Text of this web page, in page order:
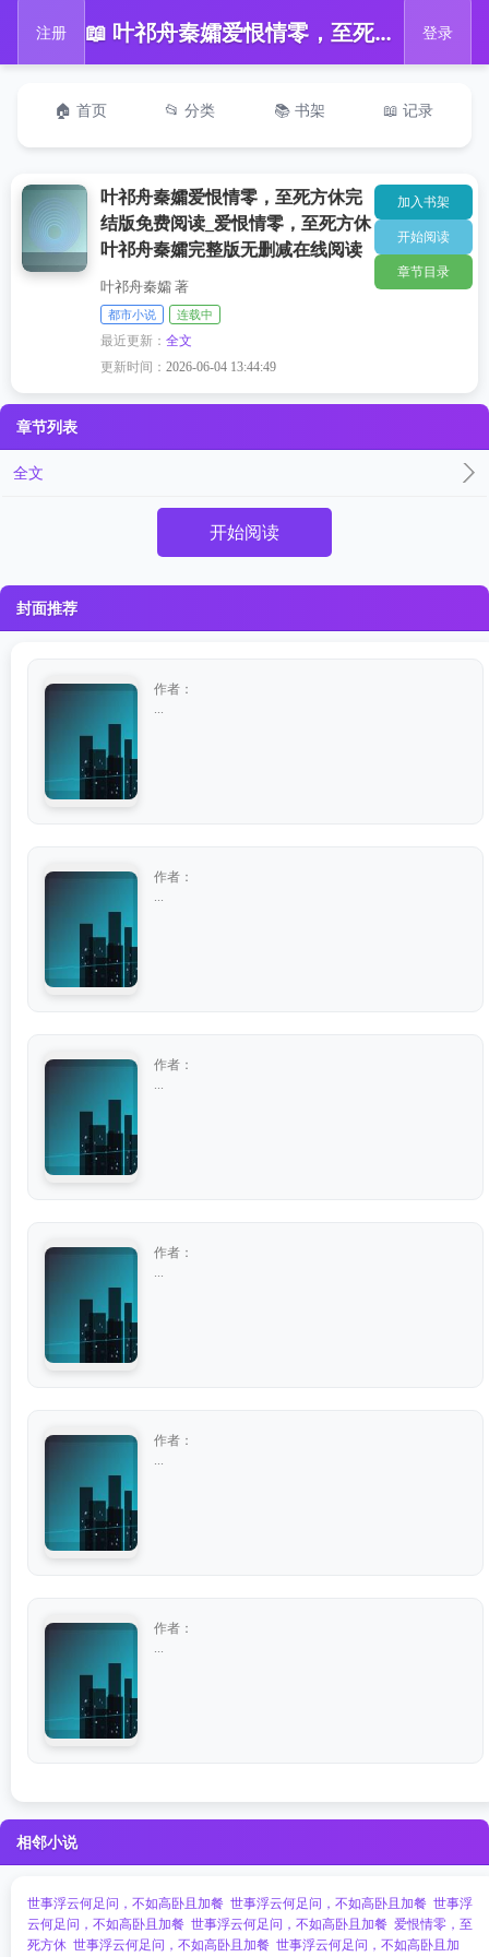
注册 📖 叶祁舟秦孀爱恨情零，至死方休完结版免费阅读_爱恨情零，至死方休叶祁舟秦孀完整版无删减在线阅读 登录
🏠 首页 📂 分类 📚 书架 📖 记录
叶祁舟秦孀爱恨情零，至死方休完
结版免费阅读_爱恨情零，至死方休
叶祁舟秦孀完整版无删减在线阅读
叶祁舟秦孀 著
都市小说 连载中
最近更新：全文
更新时间：2026-06-04 13:44:49
加入书架
开始阅读
章节目录
章节列表
全文
开始阅读
封面推荐
作者：
作者：
作者：
作者：
作者：
作者：
相邻小说
世事浮云何足问，不如高卧且加餐 世事浮云何足问，不如高卧且加餐 世事浮
云何足问，不如高卧且加餐 世事浮云何足问，不如高卧且加餐 爱恨情零，至
死方休 世事浮云何足问，不如高卧且加餐 世事浮云何足问，不如高卧且加